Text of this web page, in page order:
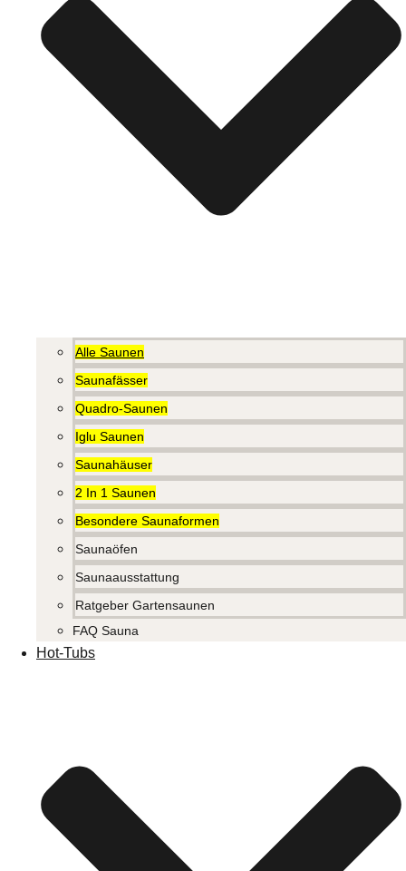
Alle Saunen
Saunafässer
Quadro-Saunen
Iglu Saunen
Saunahäuser
2 In 1 Saunen
Besondere Saunaformen
Saunaöfen
Saunaausstattung
Ratgeber Gartensaunen
FAQ Sauna
Hot-Tubs